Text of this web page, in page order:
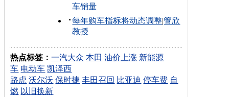
车销量
每年购车指标将动态调整|管欣
教授
热点标签：一汽大众 本田 油价上涨 新能源
车 电动车 凯泽西
路虎 沃尔沃 保时捷 丰田召回 比亚迪 停车费 自
燃 以旧换新